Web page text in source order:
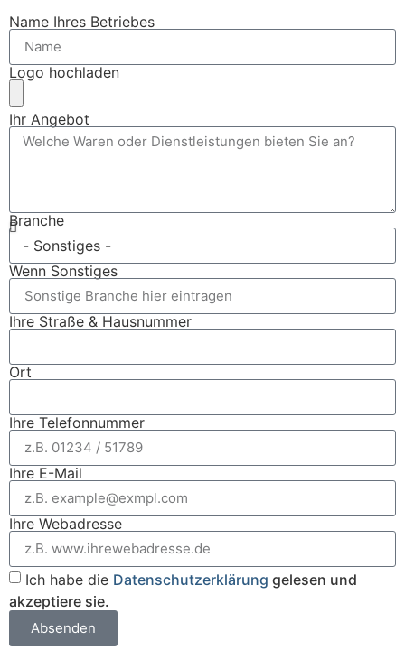
Name Ihres Betriebes
Logo hochladen
Ihr Angebot
Branche
Wenn Sonstiges
Ihre Straße & Hausnummer
Ort
Ihre Telefonnummer
Ihre E-Mail
Ihre Webadresse
Ich habe die Datenschutzerklärung gelesen und
akzeptiere sie.
Absenden